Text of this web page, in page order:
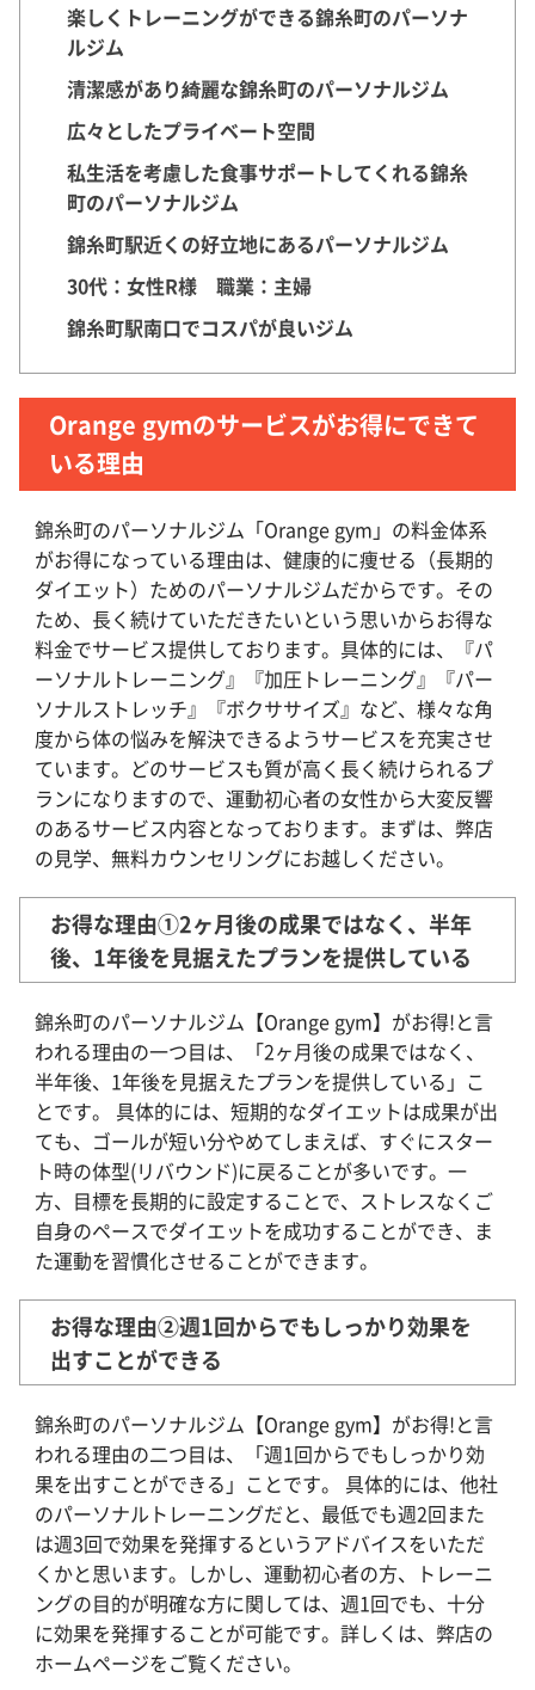
楽しくトレーニングができる錦糸町のパーソナ
ルジム
清潔感があり綺麗な錦糸町のパーソナルジム
広々としたプライベート空間
私生活を考慮した食事サポートしてくれる錦糸
町のパーソナルジム
錦糸町駅近くの好立地にあるパーソナルジム
30代：女性R様 職業：主婦
錦糸町駅南口でコスパが良いジム
Orange gymのサービスがお得にできて
いる理由
錦糸町のパーソナルジム「Orange gym」の料金体系
がお得になっている理由は、健康的に痩せる（長期的
ダイエット）ためのパーソナルジムだからです。その
ため、長く続けていただきたいという思いからお得な
料金でサービス提供しております。具体的には、『パ
ーソナルトレーニング』『加圧トレーニング』『パー
ソナルストレッチ』『ボクササイズ』など、様々な角
度から体の悩みを解決できるようサービスを充実させ
ています。どのサービスも質が高く長く続けられるプ
ランになりますので、運動初心者の女性から大変反響
のあるサービス内容となっております。まずは、弊店
の見学、無料カウンセリングにお越しください。
お得な理由①2ヶ月後の成果ではなく、半年
後、1年後を見据えたプランを提供している
錦糸町のパーソナルジム【Orange gym】がお得!と言
われる理由の一つ目は、「2ヶ月後の成果ではなく、
半年後、1年後を見据えたプランを提供している」こ
とです。 具体的には、短期的なダイエットは成果が出
ても、ゴールが短い分やめてしまえば、すぐにスター
ト時の体型(リバウンド)に戻ることが多いです。一
方、目標を長期的に設定することで、ストレスなくご
自身のペースでダイエットを成功することができ、ま
た運動を習慣化させることができます。
お得な理由②週1回からでもしっかり効果を
出すことができる
錦糸町のパーソナルジム【Orange gym】がお得!と言
われる理由の二つ目は、「週1回からでもしっかり効
果を出すことができる」ことです。 具体的には、他社
のパーソナルトレーニングだと、最低でも週2回また
は週3回で効果を発揮するというアドバイスをいただ
くかと思います。しかし、運動初心者の方、トレーニ
ングの目的が明確な方に関しては、週1回でも、十分
に効果を発揮することが可能です。詳しくは、弊店の
ホームページをご覧ください。